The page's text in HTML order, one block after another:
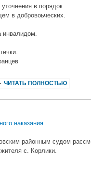
в порядок
в добровоьческих.
инвалидом.
ЧИТАТЬ ПОЛНОСТЬЮ
наказания
районным судом
с. Корлики.